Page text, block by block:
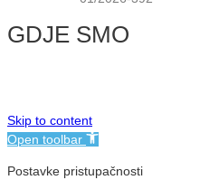
GDJE SMO
Skip to content
Open toolbar
Postavke pristupačnosti